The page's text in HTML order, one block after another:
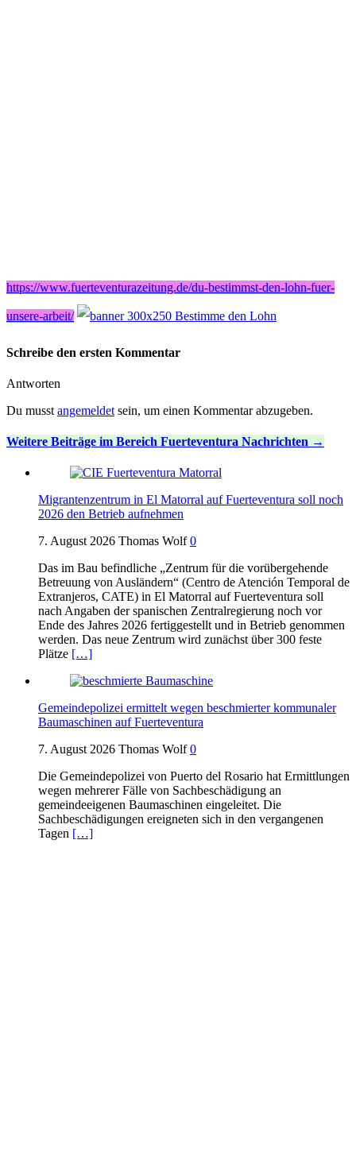
https://www.fuerteventurazeitung.de/du-bestimmst-den-lohn-fuer-
unsere-arbeit/
Schreibe den ersten Kommentar
Antworten
Du musst angemeldet sein, um einen Kommentar abzugeben.
Weitere Beiträge im Bereich Fuerteventura Nachrichten
Migrantenzentrum in El Matorral auf Fuerteventura soll noch
2026 den Betrieb aufnehmen
7. August 2026 Thomas Wolf 0
Das im Bau befindliche „Zentrum für die vorübergehende
Betreuung von Ausländern“ (Centro de Atención Temporal de
Extranjeros, CATE) in El Matorral auf Fuerteventura soll
nach Angaben der spanischen Zentralregierung noch vor
Ende des Jahres 2026 fertiggestellt und in Betrieb genommen
werden. Das neue Zentrum wird zunächst über 300 feste
Plätze […]
Gemeindepolizei ermittelt wegen beschmierter kommunaler
Baumaschinen auf Fuerteventura
7. August 2026 Thomas Wolf 0
Die Gemeindepolizei von Puerto del Rosario hat Ermittlungen
wegen mehrerer Fälle von Sachbeschädigung an
gemeindeeigenen Baumaschinen eingeleitet. Die
Sachbeschädigungen ereigneten sich in den vergangenen
Tagen […]